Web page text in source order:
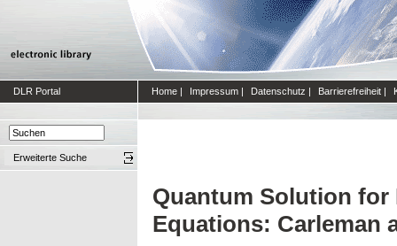
DLR Portal Home | Impressum | Datenschutz | Barrierefreiheit |
Erweiterte Suche
Quantum Solution
Equations: Carleman